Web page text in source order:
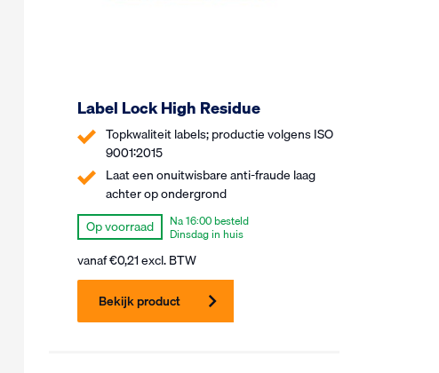
Label Lock High Residue
Topkwaliteit labels; productie volgens ISO
9001:2015
Laat een onuitwisbare anti-fraude laag
achter op ondergrond
Op voorraad
Na 16:00 besteld
Dinsdag in huis
vanaf€0,21excl. BTW
Bekijk product